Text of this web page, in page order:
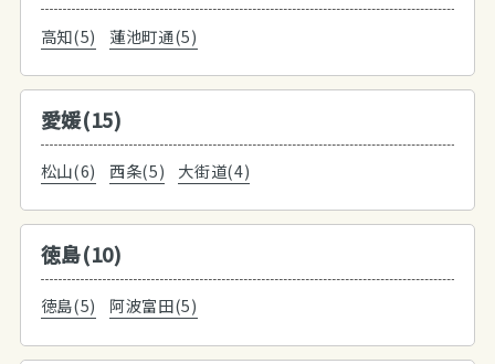
高知(5) 蓮池町通(5)
愛媛(15)
松山(6) 西条(5) 大街道(4)
徳島(10)
徳島(5) 阿波富田(5)